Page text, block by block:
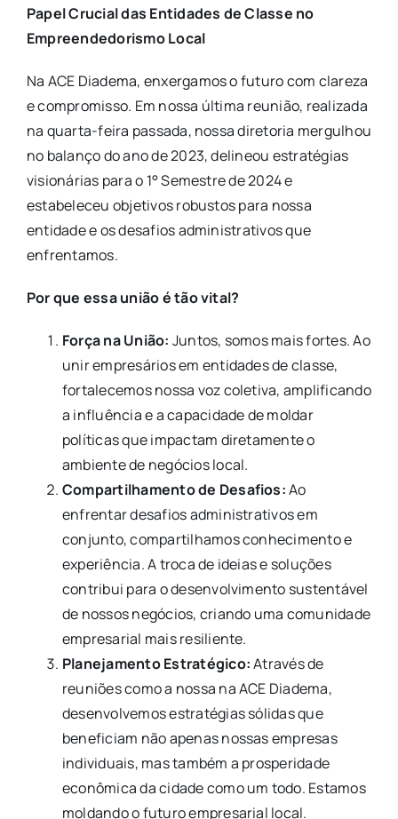
Papel Crucial das Entidades de Classe no
Empreendedorismo Local
Na ACE Diadema, enxergamos o futuro com clareza
e compromisso. Em nossa última reunião, realizada
na quarta-feira passada, nossa diretoria mergulhou
no balanço do ano de 2023, delineou estratégias
visionárias para o 1° Semestre de 2024 e
estabeleceu objetivos robustos para nossa
entidade e os desafios administrativos que
enfrentamos.
Por que essa união é tão vital?
Força na União: Juntos, somos mais fortes. Ao
unir empresários em entidades de classe,
fortalecemos nossa voz coletiva, amplificando
a influência e a capacidade de moldar
políticas que impactam diretamente o
ambiente de negócios local.
Compartilhamento de Desafios:Ao
enfrentar desafios administrativos em
conjunto, compartilhamos conhecimento e
experiência. A troca de ideias e soluções
contribui para o desenvolvimento sustentável
de nossos negócios, criando uma comunidade
empresarial mais resiliente.
Planejamento Estratégico:Através de
reuniões como a nossa na ACE Diadema,
desenvolvemos estratégias sólidas que
beneficiam não apenas nossas empresas
individuais, mas também a prosperidade
econômica da cidade como um todo. Estamos
moldando o futuro empresarial local.